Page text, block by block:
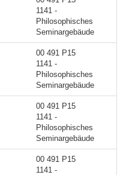
1141 -
Philosophisches
Seminargebäude
00 491 P15
1141 -
Philosophisches
Seminargebäude
00 491 P15
1141 -
Philosophisches
Seminargebäude
00 491 P15
1141 -